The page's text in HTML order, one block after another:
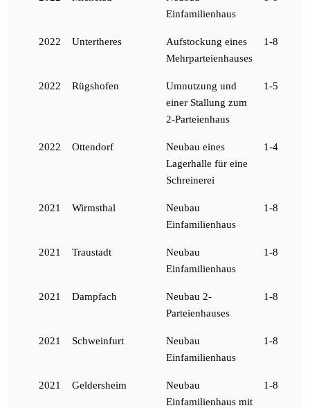
Einfamilienhaus
2022 Untertheres
Aufstockung eines
Mehrparteienhauses
1-8
2022 Rügshofen
Umnutzung und
einer Stallung zum
2-Parteienhaus
1-5
2022 Ottendorf
Neubau eines
Lagerhalle für eine
Schreinerei
1-4
2021 Wirmsthal
Neubau
Einfamilienhaus
1-8
2021 Traustadt
Neubau
Einfamilienhaus
1-8
2021 Dampfach
Neubau 2-
Parteienhauses
1-8
2021 Schweinfurt
Neubau
Einfamilienhaus
1-8
2021 Geldersheim
Neubau
Einfamilienhaus mit
1-8